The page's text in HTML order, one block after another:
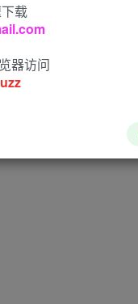
载
器访问